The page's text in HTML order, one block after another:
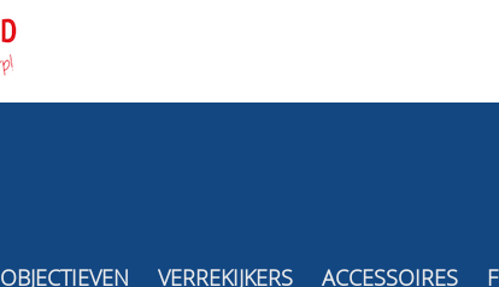
OBJECTIEVEN VERREKIJKERS ACCESSOIRES